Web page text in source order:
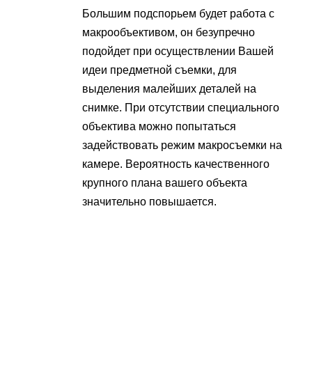
Большим подспорьем будет работа с
макрообъективом, он безупречно
подойдет при осуществлении Вашей
идеи предметной съемки, для
выделения малейших деталей на
снимке. При отсутствии специального
объектива можно попытаться
задействовать режим макросъемки на
камере. Вероятность качественного
крупного плана вашего объекта
значительно повышается.